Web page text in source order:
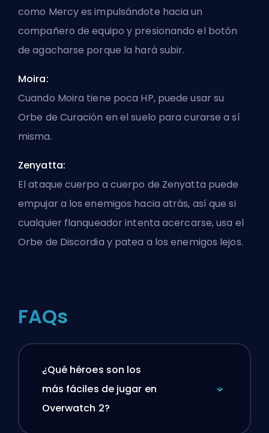
como Mercy es impulsándote hacia un
compañero de equipo y presionando el botón
de agacharse porque la hará subir.
Moira:
Cuando Moira tiene poca HP, puede usar su
Orbe de Curación en el suelo para curarse a sí
misma.
Zenyatta:
El ataque cuerpo a cuerpo de Zenyatta puede
empujar a los enemigos hacia atrás, así que si
cualquier flanqueador intenta acercarse, usa el
Orbe de Discordia y patea a los enemigos lejos.
FAQs
¿Qué héroes son los
más fáciles de jugar en
Overwatch 2?